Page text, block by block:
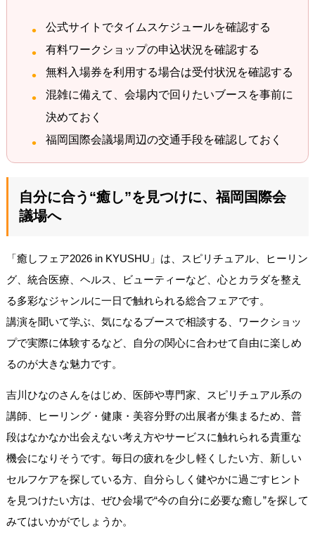
公式サイトでタイムスケジュールを確認する
有料ワークショップの申込状況を確認する
無料入場券を利用する場合は受付状況を確認する
混雑に備えて、会場内で回りたいブースを事前に
決めておく
福岡国際会議場周辺の交通手段を確認しておく
自分に合う“癒し”を見つけに、福岡国際会
議場へ
「癒しフェア2026 in KYUSHU」は、スピリチュアル、ヒーリン
グ、統合医療、ヘルス、ビューティーなど、心とカラダを整え
る多彩なジャンルに一日で触れられる総合フェアです。
講演を聞いて学ぶ、気になるブースで相談する、ワークショッ
プで実際に体験するなど、自分の関心に合わせて自由に楽しめ
るのが大きな魅力です。
吉川ひなのさんをはじめ、医師や専門家、スピリチュアル系の
講師、ヒーリング・健康・美容分野の出展者が集まるため、普
段はなかなか出会えない考え方やサービスに触れられる貴重な
機会になりそうです。毎日の疲れを少し軽くしたい方、新しい
セルフケアを探している方、自分らしく健やかに過ごすヒント
を見つけたい方は、ぜひ会場で“今の自分に必要な癒し”を探して
みてはいかがでしょうか。